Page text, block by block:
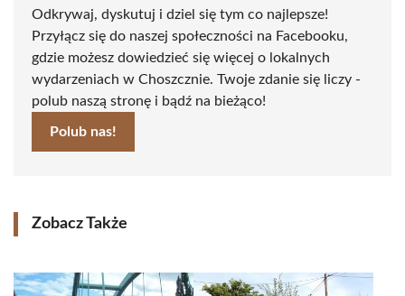
Odkrywaj, dyskutuj i dziel się tym co najlepsze!
Przyłącz się do naszej społeczności na Facebooku,
gdzie możesz dowiedzieć się więcej o lokalnych
wydarzeniach w Choszcznie. Twoje zdanie się liczy -
polub naszą stronę i bądź na bieżąco!
Polub nas!
Zobacz Także